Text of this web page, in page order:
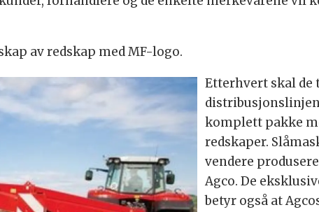
av redskap med MF-logo.
Etterhvert skal de
komplett pakke
redskaper.
vendere
Agco. De
betyr også at